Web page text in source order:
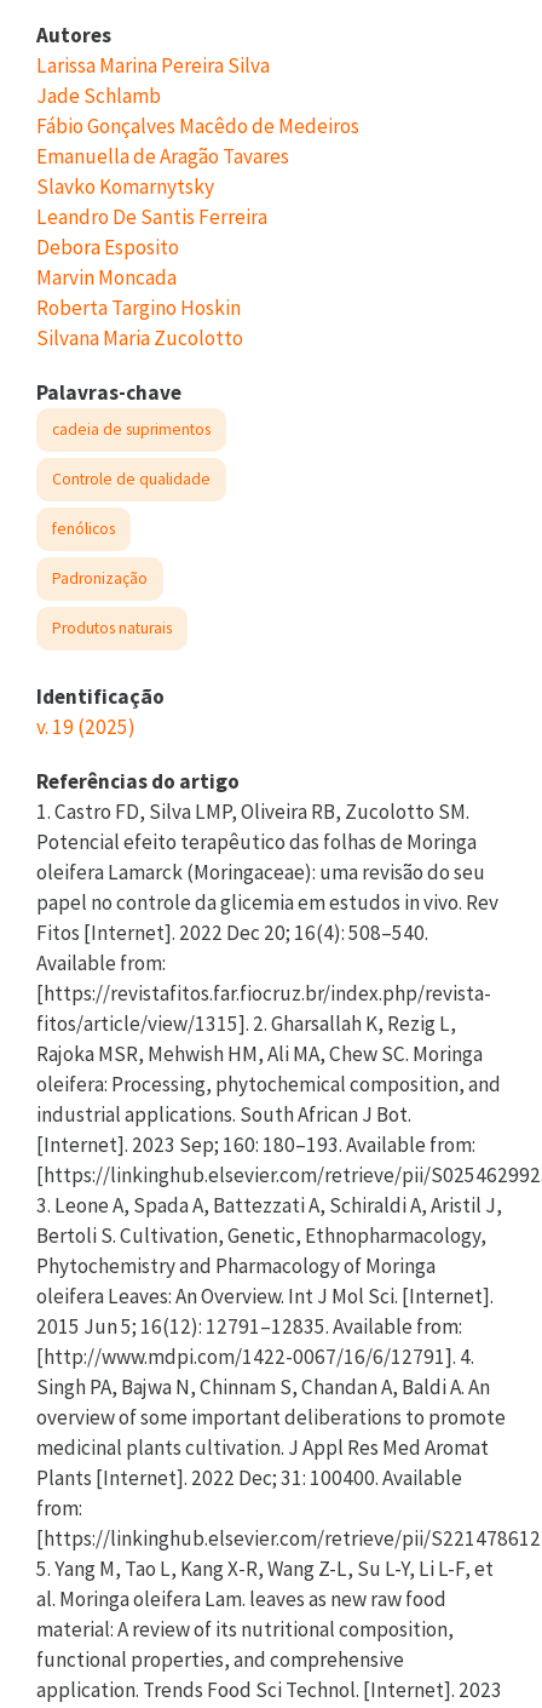
Autores
Larissa Marina Pereira Silva
Jade Schlamb
Fábio Gonçalves Macêdo de Medeiros
Emanuella de Aragão Tavares
Slavko Komarnytsky
Leandro De Santis Ferreira
Debora Esposito
Marvin Moncada
Roberta Targino Hoskin
Silvana Maria Zucolotto
Palavras-chave
cadeia de suprimentos
Controle de qualidade
fenólicos
Padronização
Produtos naturais
Identificação
v. 19 (2025)
Referências do artigo
1. Castro FD, Silva LMP, Oliveira RB, Zucolotto SM.
Potencial efeito terapêutico das folhas de Moringa
oleifera Lamarck (Moringaceae): uma revisão do seu
papel no controle da glicemia em estudos in vivo. Rev
Fitos [Internet]. 2022 Dec 20; 16(4): 508–540.
Available from:
[https://revistafitos.far.fiocruz.br/index.php/revista-
fitos/article/view/1315]. 2. Gharsallah K, Rezig L,
Rajoka MSR, Mehwish HM, Ali MA, Chew SC. Moringa
oleifera: Processing, phytochemical composition, and
industrial applications. South African J Bot.
[Internet]. 2023 Sep; 160: 180–193. Available from:
[https://linkinghub.elsevier.com/retrieve/pii/
3. Leone A, Spada A, Battezzati A, Schiraldi A, Aristil J,
Bertoli S. Cultivation, Genetic, Ethnopharmacology,
Phytochemistry and Pharmacology of Moringa
oleifera Leaves: An Overview. Int J Mol Sci. [Internet].
2015 Jun 5; 16(12): 12791–12835. Available from:
[http://www.mdpi.com/1422-0067/16/6/12791]. 4.
Singh PA, Bajwa N, Chinnam S, Chandan A, Baldi A. An
overview of some important deliberations to promote
medicinal plants cultivation. J Appl Res Med Aromat
Plants [Internet]. 2022 Dec; 31: 100400. Available
from:
[https://linkinghub.elsevier.com/retrieve/pii/
5. Yang M, Tao L, Kang X-R, Wang Z-L, Su L-Y, Li L-F, et
al. Moringa oleifera Lam. leaves as new raw food
material: A review of its nutritional composition,
functional properties, and comprehensive
application. Trends Food Sci Technol. [Internet]. 2023